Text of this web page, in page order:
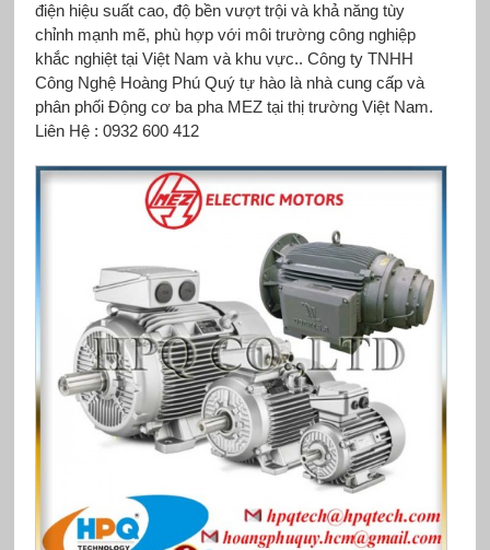
điện hiệu suất cao, độ bền vượt trội và khả năng tùy
chỉnh mạnh mẽ, phù hợp với môi trường công nghiệp
khắc nghiệt tại Việt Nam và khu vực.. Công ty TNHH
Công Nghệ Hoàng Phú Quý tự hào là nhà cung cấp và
phân phối Động cơ ba pha MEZ tại thị trường Việt Nam.
Liên Hệ : 0932 600 412